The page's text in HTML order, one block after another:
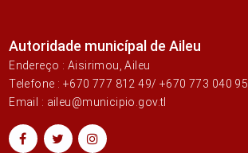
Autoridade municípal de Aileu
Endereço : Aisirimou, Aileu
Telefone : +670 777 812 49/ +670 773 040 95
Email : aileu@municipio.gov.tl